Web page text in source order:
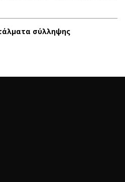
σύλληψης